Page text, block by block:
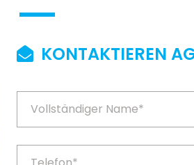
KONTAKTIEREN